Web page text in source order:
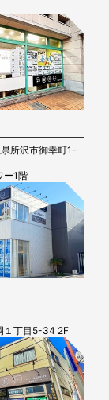
所沢市御幸町1-
ー1階
１丁目5-34 2F